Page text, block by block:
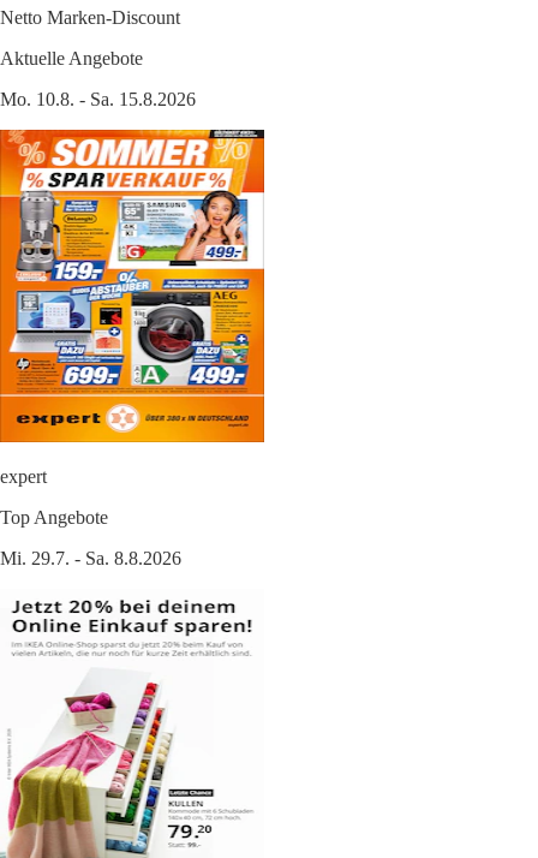
Netto Marken-Discount
Aktuelle Angebote
Mo. 10.8. - Sa. 15.8.2026
expert
Top Angebote
Mi. 29.7. - Sa. 8.8.2026